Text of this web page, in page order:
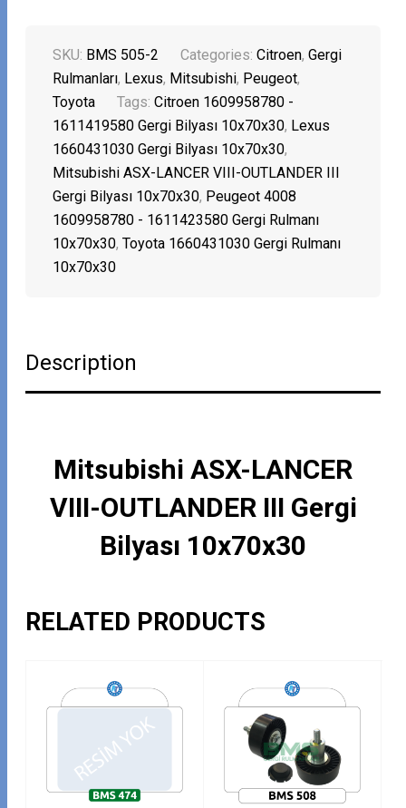
SKU: BMS 505-2 Categories:Citroen,Gergi
Rulmanları, Lexus, Mitsubishi, Peugeot,
Toyota
Tags:Citroen 1609958780 -
1611419580 Gergi Bilyası 10x70x30, Lexus
1660431030 Gergi Bilyası 10x70x30,
Mitsubishi ASX-LANCER VIII-OUTLANDER III
Gergi Bilyası 10x70x30, Peugeot 4008
1609958780 - 1611423580 Gergi Rulmanı
10x70x30,Toyota 1660431030 Gergi Rulmanı
10x70x30
Description
Mitsubishi ASX-LANCER
VIII-OUTLANDER III Gergi
Bilyası 10x70x30
RELATED PRODUCTS